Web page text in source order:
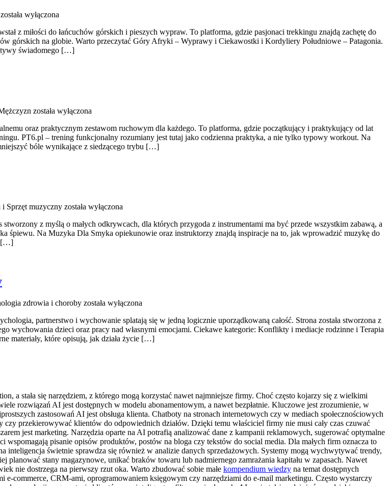
została wyłączona
z miłości do łańcuchów górskich i pieszych wypraw. To platforma, gdzie pasjonaci trekkingu znajdą zachętę do
górskich na globie. Warto przeczytać Góry Afryki – Wyprawy i Ciekawostki i Kordyliery Południowe – Patagonia.
świadomego […]
została wyłączona
oraz praktycznym zestawom ruchowym dla każdego. To platforma, gdzie początkujący i praktykujący od lat
PT6.pl – trening funkcjonalny rozumiany jest tutaj jako codzienna praktyka, a nie tylko typowy workout. Na
bóle wynikające z siedzącego trybu […]
Sprzęt muzyczny została wyłączona
z myślą o małych odkrywcach, dla których przygoda z instrumentami ma być przede wszystkim zabawą, a
śpiewu. Na Muzyka Dla Smyka opiekunowie oraz instruktorzy znajdą inspiracje na to, jak wprowadzić muzykę do
[…]
zdrowia i choroby została wyłączona
partnerstwo i wychowanie splatają się w jedną logicznie uporządkowaną całość. Strona została stworzona z
wychowania dzieci oraz pracy nad własnymi emocjami. Ciekawe kategorie: Konflikty i mediacje rodzinne i Terapia
materiały, które opisują, jak działa życie […]
a stała się narzędziem, z którego mogą korzystać nawet najmniejsze firmy. Choć często kojarzy się z wielkimi
rozwiązań AI jest dostępnych w modelu abonamentowym, a nawet bezpłatnie. Kluczowe jest zrozumienie, w
zastosowań AI jest obsługa klienta. Chatboty na stronach internetowych czy w mediach społecznościowych
przekierowywać klientów do odpowiednich działów. Dzięki temu właściciel firmy nie musi cały czas czuwać
jest marketing. Narzędzia oparte na AI potrafią analizować dane z kampanii reklamowych, sugerować optymalne
pisanie opisów produktów, postów na bloga czy tekstów do social media. Dla małych firm oznacza to
inteligencja świetnie sprawdza się również w analizie danych sprzedażowych. Systemy mogą wychwytywać trendy,
stany magazynowe, unikać braków towaru lub nadmiernego zamrażania kapitału w zapasach. Nawet
nie dostrzega na pierwszy rzut oka. Warto zbudować sobie małe kompendium wiedzy na temat dostępnych
commerce, CRM-ami, oprogramowaniem księgowym czy narzędziami do e-mail marketingu. Często wystarczy